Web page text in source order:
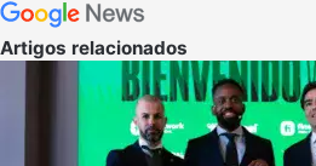
Artigos relacionados